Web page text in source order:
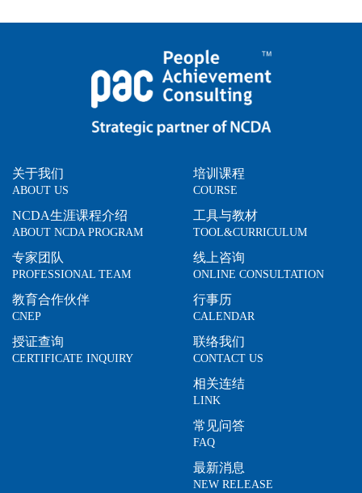
关于我们
ABOUT US
NCDA生涯课程介绍
ABOUT NCDA PROGRAM
专家团队
PROFESSIONAL TEAM
教育合作伙伴
CNEP
授证查询
CERTIFICATE INQUIRY
培训课程
COURSE
工具与教材
TOOL&CURRICULUM
线上咨询
ONLINE CONSULTATION
行事历
CALENDAR
联络我们
CONTACT US
相关连结
LINK
常见问答
FAQ
最新消息
NEW RELEASE